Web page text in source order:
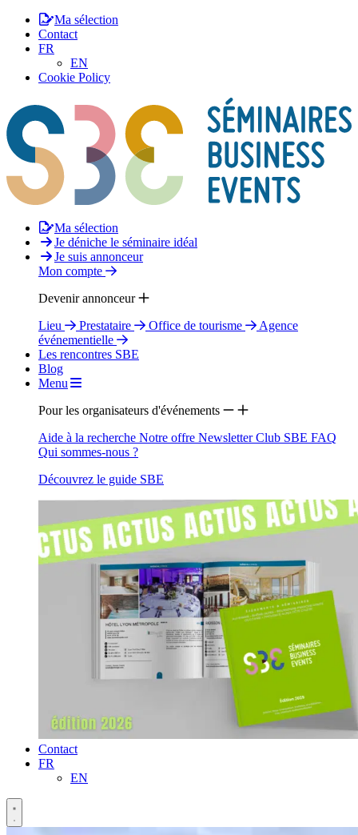
Ma sélection
Contact
FR
EN
Cookie Policy
Ma sélection
Je déniche le séminaire idéal
Je suis annonceur
Mon compte
Devenir annonceur
Lieu
Prestataire Office de tourisme
Agence
événementielle
Les rencontres SBE
Blog
Menu
Pour les organisateurs d'événements
Aide à la recherche Notre offre NewsletterClub SBE FAQ
Qui sommes-nous ?
Découvrez le guide SBE
Contact
FR
EN